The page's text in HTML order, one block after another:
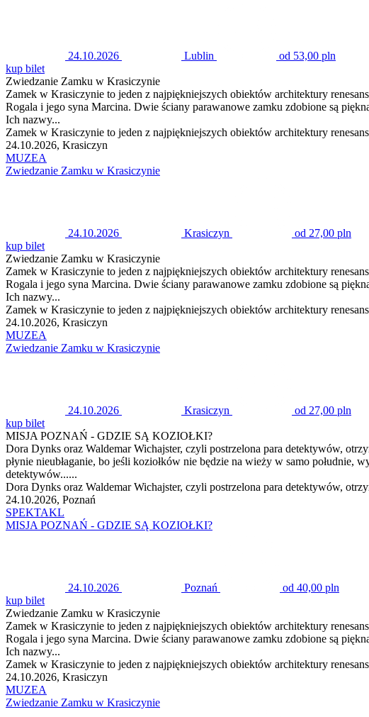
24.10.2026 Lublin
od 53,00 pln
kup bilet
Zwiedzanie Zamku w Krasiczynie
Zamek w Krasiczynie to jeden z najpiękniejszych obiektów architektury
Rogala i jego syna Marcina. Dwie ściany parawanowe zamku zdobione są
Ich nazwy...
Zamek w Krasiczynie to jeden z najpiękniejszych obiektów architektury
24.10.2026, Krasiczyn
MUZEA
Zwiedzanie Zamku w Krasiczynie
24.10.2026 Krasiczyn
od 27,00 pln
kup bilet
Zwiedzanie Zamku w Krasiczynie
Zamek w Krasiczynie to jeden z najpiękniejszych obiektów architektury
Rogala i jego syna Marcina. Dwie ściany parawanowe zamku zdobione są
Ich nazwy...
Zamek w Krasiczynie to jeden z najpiękniejszych obiektów architektury
24.10.2026, Krasiczyn
MUZEA
Zwiedzanie Zamku w Krasiczynie
24.10.2026 Krasiczyn
od 27,00 pln
kup bilet
MISJA POZNAŃ - GDZIE SĄ KOZIOŁKI?
Dora Dynks oraz Waldemar Wichajster, czyli postrzelona para detektywów,
płynie nieubłaganie, bo jeśli koziołków nie będzie na wieży w samo południe,
detektywów......
Dora Dynks oraz Waldemar Wichajster, czyli postrzelona para detektywów,
24.10.2026, Poznań
SPEKTAKL
MISJA POZNAŃ - GDZIE SĄ KOZIOŁKI?
24.10.2026 Poznań
od 40,00 pln
kup bilet
Zwiedzanie Zamku w Krasiczynie
Zamek w Krasiczynie to jeden z najpiękniejszych obiektów architektury
Rogala i jego syna Marcina. Dwie ściany parawanowe zamku zdobione są
Ich nazwy...
Zamek w Krasiczynie to jeden z najpiękniejszych obiektów architektury
24.10.2026, Krasiczyn
MUZEA
Zwiedzanie Zamku w Krasiczynie